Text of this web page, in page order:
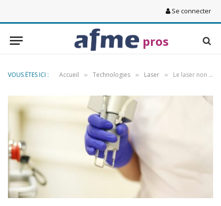
Se connecter
pros
VOUS ÊTES ICI : Accueil » Technologies » Laser » Le laser non ablatif : réparer aujourd’hui, prévenir demain